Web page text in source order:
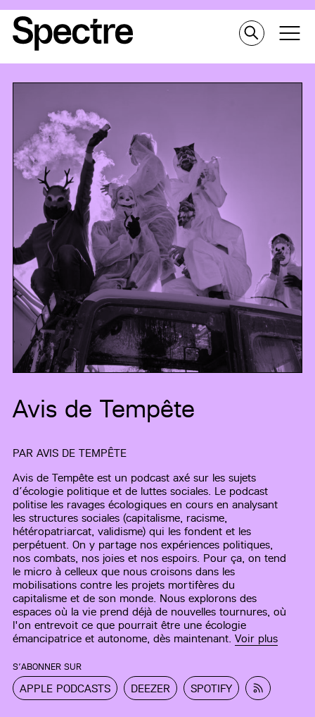
Avis de Tempête
PARAVIS DE TEMPÊTE
Avis de Tempête est un podcast axé sur les sujets
d’écologie politique et de luttes sociales. Le podcast
politise les ravages écologiques en cours en analysant
les structures sociales (capitalisme, racisme,
hétéropatriarcat, validisme) qui les fondent et les
perpétuent. On y partage nos expériences politiques,
nos combats, nos joies et nos espoirs. Pour ça, on tend
le micro à celleux que nous croisons dans les
mobilisations contre les projets mortifères du
capitalisme et de son monde. Nous explorons des
espaces où la vie prend déjà de nouvelles tournures, où
l'on entrevoit ce que pourrait être une écologie
émancipatrice et autonome, dès maintenant.Voir plus
S’ABONNER SUR
APPLE PODCASTS DEEZER SPOTIFY